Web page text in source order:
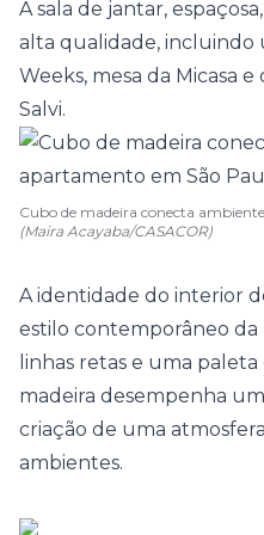
A sala de jantar,
alta qualidade, incluindo
Weeks, mesa da Micasa
Salvi.
Cubo de madeira conecta
(Maira Acayaba/CASACOR)
A identidade do interior
estilo contemporâneo
linhas retas e uma
madeira desempenha
criação de uma
ambientes.